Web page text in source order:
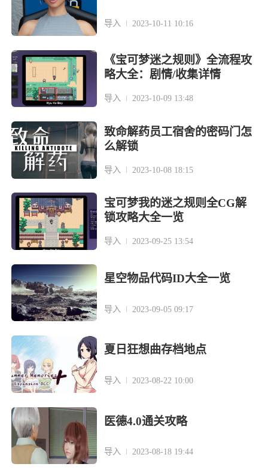
导入 2023-10-11 10:16
《宝可梦迷之规则》全流程攻
略大全：剧情/收集详情
导入 2023-10-09 13:48
致命解药员工宿舍的密码门怎
么解锁
导入 2023-10-08 18:15
宝可梦我的迷之规则全CG解
锁攻略大全一览
导入 2023-09-25 13:54
星空物品代码ID大全一览
导入 2023-09-05 09:17
夏日狂想曲存档地点
导入 2023-08-22 10:00
医德4.0通关攻略
导入 2023-08-18 19:44